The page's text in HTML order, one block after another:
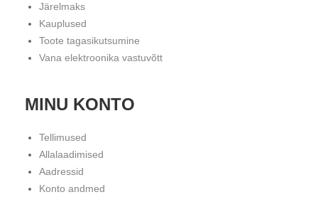
Järelmaks
Kauplused
Toote tagasikutsumine
Vana elektroonika vastuvõtt
MINU KONTO
Tellimused
Allalaadimised
Aadressid
Konto andmed